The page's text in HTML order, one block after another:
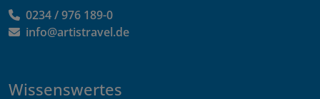
0234 / 976 189-0
info@artistravel.de
Wissenswertes